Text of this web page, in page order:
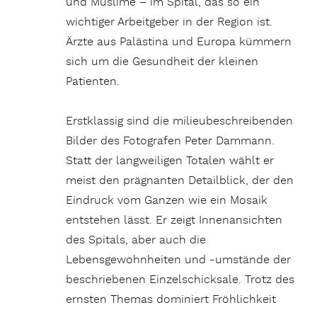
wichtiger Arbeitgeber in der Region ist.
Ärzte aus Palästina und Europa kümmern
sich um die Gesundheit der kleinen
Patienten.
Erstklassig sind die milieubeschreibenden
Bilder des Fotografen Peter Dammann.
Statt der langweiligen Totalen wählt er
meist den prägnanten Detailblick, der den
Eindruck vom Ganzen wie ein Mosaik
entstehen lässt. Er zeigt Innenansichten
des Spitals, aber auch die
Lebensgewohnheiten und -umstände der
beschriebenen Einzelschicksale. Trotz des
ernsten Themas dominiert Fröhlichkeit